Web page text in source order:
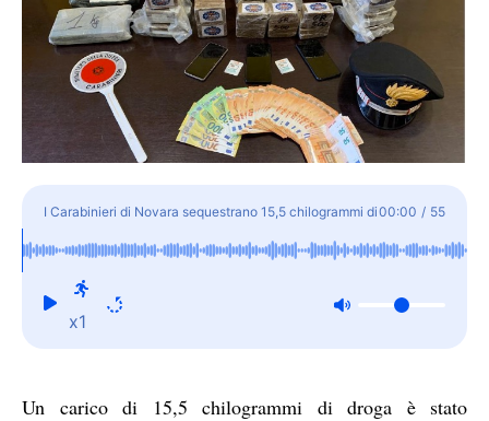
I Carabinieri di Novara sequestrano 15,5 chilogrammi di
droga
00:00 / 55
x1
Un carico di 15,5 chilogrammi di droga è stato